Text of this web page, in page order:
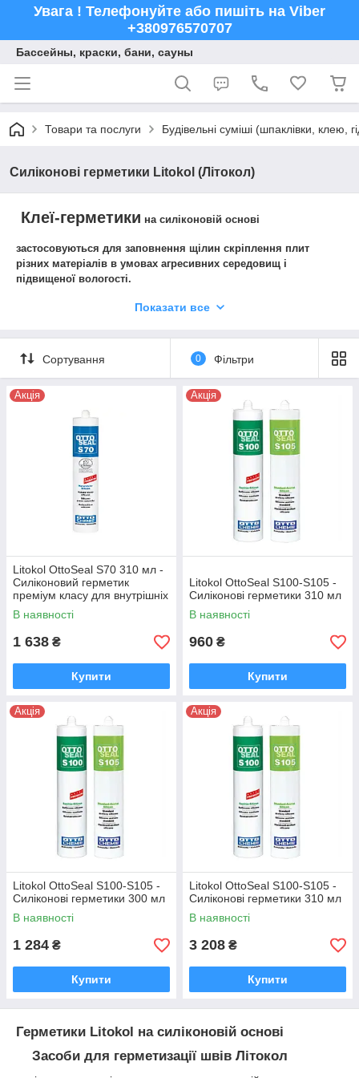
Увага ! Телефонуйте або пишіть на Viber
+380976570707
Бассейны, краски, бани, сауны
Товари та послуги Будівельні суміші (шпаклівки, клею,
Силіконові герметики Litokol (Літокол)
Клеї-герметики на силіконовій основі
застосовуються для заповнення щілин скріплення плит
різних матеріалів в умовах агресивних середовищ і
підвищеної вологості.
важливими перевагами:
по еластичності вони перевершують всі аналогічні
матеріали;
у них висока адгезія з більшістю матеріалів;
вони витримують вплив сонячних променів, вологи,
високих і низьких температур;
герметики тверднуть при кімнатній температурі;
вони мають дуже широку сферу застосування
(басейни, балкони, фассады).
Показати все
Сортування 0 Фільтри
Акція
Litokol OttoSeal S70 310 мл -
Силіконовий герметик
преміум класу для внутрішніх
і зовнішніх робіт
В наявності
1 638 ₴
Купити
Акція
Litokol OttoSeal S100-S105 -
Силіконові герметики 310 мл
В наявності
960 ₴
Купити
Акція
Litokol OttoSeal S100-S105 -
Силіконові герметики 300 мл
В наявності
1 284 ₴
Купити
Акція
Litokol OttoSeal S100-S105 -
Силіконові герметики 310 мл
В наявності
3 208 ₴
Купити
Герметики Litokol на силіконовій основі
Засоби для герметизації швів Літокол